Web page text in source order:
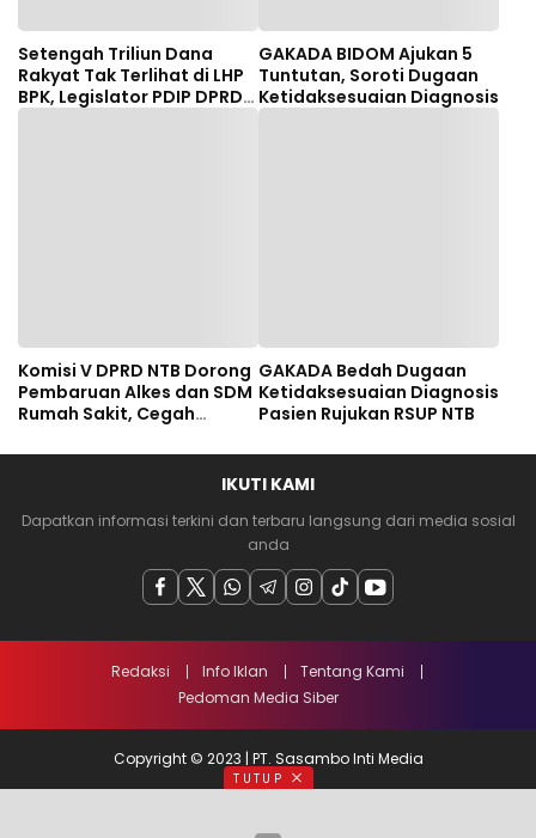
Setengah Triliun Dana
Rakyat Tak Terlihat di LHP
BPK, Legislator PDIP DPRD
NTB Tuntut Audit
GAKADA BIDOM Ajukan 5
Tuntutan, Soroti Dugaan
Ketidaksesuaian Diagnosis
Komisi V DPRD NTB Dorong
Pembaruan Alkes dan SDM
Rumah Sakit, Cegah
Pasien Rujukan Bima-
GAKADA Bedah Dugaan
Ketidaksesuaian Diagnosis
Pasien Rujukan RSUP NTB
IKUTI KAMI
Dapatkan informasi terkini dan terbaru langsung dari media sosial
anda
Redaksi Info Iklan
Tentang Kami
Pedoman Media Siber
Copyright © 2023 | PT. Sasambo Inti Media
TUTUP